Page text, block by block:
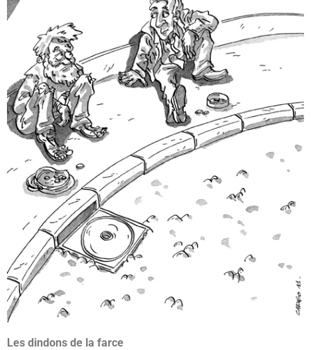
Les dindons de la farce